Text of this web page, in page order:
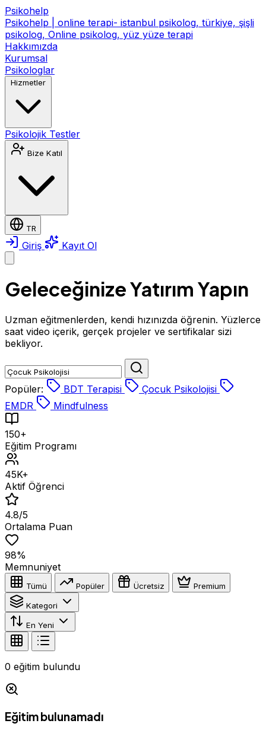
Psikohelp
Psikohelp | online terapi- istanbul psikolog, türkiye, şişli
psikolog, Online psikolog, yüz yüze terapi
Hakkımızda
Kurumsal
Psikologlar
Hizmetler
Psikolojik Testler
Bize Katıl
TR
Giriş Kayıt Ol
Geleceğinize Yatırım Yapın
Uzman eğitmenlerden, kendi hızınızda öğrenin. Yüzlerce
saat video içerik, gerçek projeler ve sertifikalar sizi
bekliyor.
Popüler: BDT Terapisi
Çocuk Psikolojisi
EMDR
Mindfulness
150+
Eğitim Programı
45K+
Aktif Öğrenci
4.8/5
Ortalama Puan
98%
Memnuniyet
Tümü Popüler Ücretsiz Premium
Kategori
En Yeni
0 eğitim bulundu
Eğitim bulunamadı